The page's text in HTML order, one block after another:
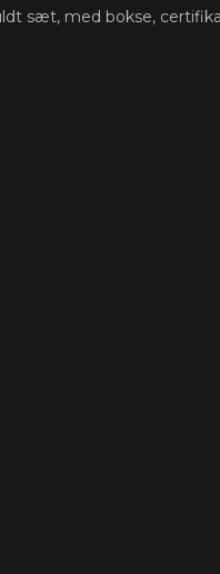
sæt, med bokse,